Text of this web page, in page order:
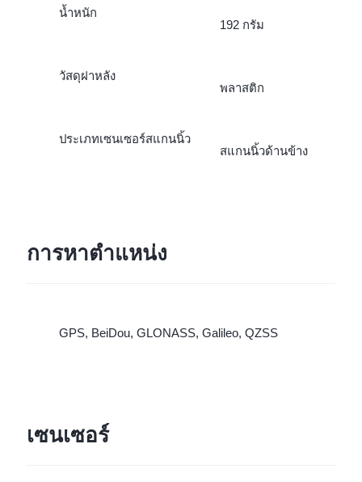
น้ำหนัก
192 กรัม
วัสดุฝาหลัง
พลาสติก
ประเภทเซนเซอร์สแกนนิ้ว
สแกนนิ้วด้านข้าง
การหาตำแหน่ง
GPS, BeiDou, GLONASS, Galileo, QZSS
เซนเซอร์